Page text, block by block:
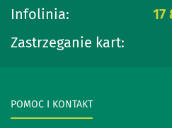
Infolinia:
17
Zastrzeganie kart:
POMOC I KONTAKT